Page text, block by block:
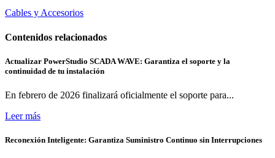
Cables y Accesorios
Contenidos relacionados
Actualizar PowerStudio SCADA WAVE: Garantiza el soporte y la
continuidad de tu instalación
En febrero de 2026 finalizará oficialmente el soporte para...
Leer más
Reconexión Inteligente: Garantiza Suministro Continuo sin Interrupciones